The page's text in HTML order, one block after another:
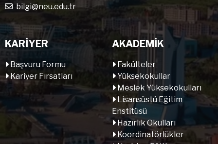
bilgi@neu.edu.tr
KARİYER
Başvuru Formu
Kariyer Fırsatları
AKADEMİK
Fakülteler
Yüksekokullar
Meslek Yüksekokulları
Lisansüstü Eğitim
Enstitüsü
Hazırlık Okulları
Koordinatörlükler